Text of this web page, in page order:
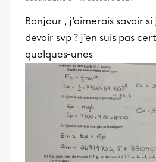
Bonjour , j’aimerais savoir
devoir svp ? j’en suis pas
quelques-unes